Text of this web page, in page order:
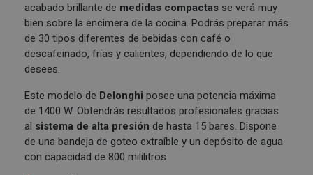
acabado brillante de medidas compactas se verá muy
bien sobre la encimera de la cocina. Podrás preparar más
de 30 tipos diferentes de bebidas con café o
descafeinado, frías y calientes, dependiendo de lo que
desees.
Este modelo de Delonghi posee una potencia máxima
de 1400 W. Obtendrás resultados profesionales gracias
al sistema de alta presión de hasta 15 bares. Dispone
de una bandeja de goteo extraíble y un depósito de agua
con capacidad de 800 mililitros.